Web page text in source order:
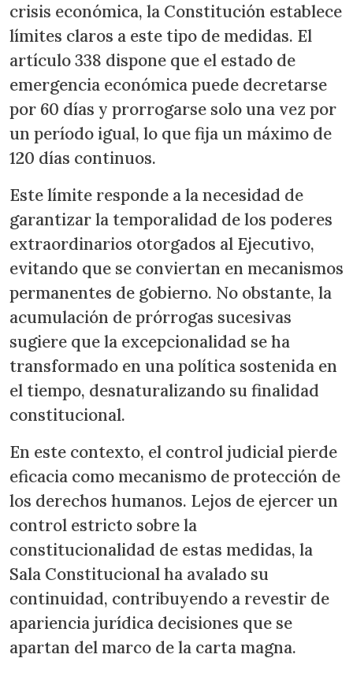
crisis económica, la Constitución establece
límites claros a este tipo de medidas. El
artículo 338 dispone que el estado de
emergencia económica puede decretarse
por 60 días y prorrogarse solo una vez por
un período igual, lo que fija un máximo de
120 días continuos.
Este límite responde a la necesidad de
garantizar la temporalidad de los poderes
extraordinarios otorgados al Ejecutivo,
evitando que se conviertan en mecanismos
permanentes de gobierno. No obstante, la
acumulación de prórrogas sucesivas
sugiere que la excepcionalidad se ha
transformado en una política sostenida en
el tiempo, desnaturalizando su finalidad
constitucional.
En este contexto, el control judicial pierde
eficacia como mecanismo de protección de
los derechos humanos. Lejos de ejercer un
control estricto sobre la
constitucionalidad de estas medidas, la
Sala Constitucional ha avalado su
continuidad, contribuyendo a revestir de
apariencia jurídica decisiones que se
apartan del marco de la carta magna.